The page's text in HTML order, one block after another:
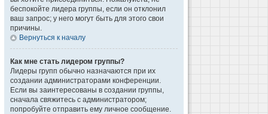
беспокойте лидера группы, если он отклонил
ваш запрос; у него могут быть для этого свои
причины.
Вернуться к началу
Как мне стать лидером группы?
Лидеры групп обычно назначаются при их
создании администраторами конференции.
Если вы заинтересованы в создании группы,
сначала свяжитесь с администратором;
попробуйте отправить ему личное сообщение.